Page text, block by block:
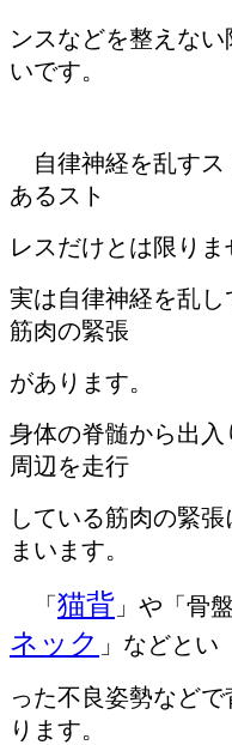
ンスなどを整え ない
いです。
自律神経を乱すス
あるスト
レスだけとは限りま
実は自律神経を乱
筋肉の緊張
があります。
身体の脊髄から出
周辺を走行
している筋肉の緊
まいます。
「 猫背 」や「骨
ネック 」などとい
った不良姿勢など
ります。